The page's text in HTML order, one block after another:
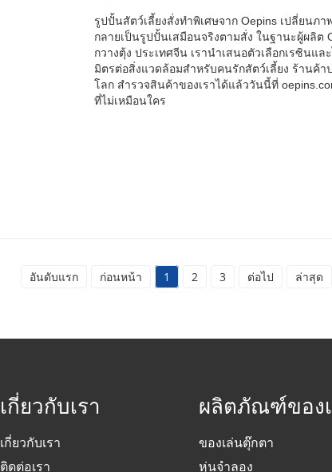
รูปปั้นสัตว์เลี้ยงสั่งทำพิเศษจาก Oepins เปลี่ยนภ
กลายเป็นรูปปั้นเสมือนจริงตามสั่ง ในฐานะผู้ผลิ
กวางตุ้ง ประเทศจีน เรานำเสนอตัวเลือกเรซินแ
มิตรต่อสิ่งแวดล้อมสำหรับคนรักสัตว์เลี้ยง ร้านค้
โลก สำรวจสินค้าของเราได้แล้ววันนี้ที่
ที่ไม่เหมือนใคร
อันดับแรก ก่อนหน้า 1 2 3 ต่อไป ล่าสุด
เกี่ยวกับเรา
เกี่ยวกับเรา
ติดต่อเรา
ผลิตภัณฑ์ของ
ของเล่นตุ๊กตา
หุ่นจำลอง